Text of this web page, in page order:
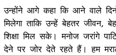
उन्होंने आगे कहा कि आने वाले
मिलेगा ताकि उन्हें बेहतर
शिक्षा मिल सके। मनोज जरांगे
देने पर जोर देते रहते हैं। हम